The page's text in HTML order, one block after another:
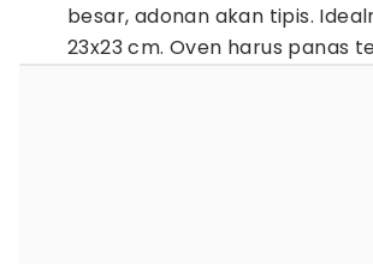
besar, adonan akan tipis.
23x23 cm. Oven harus panas